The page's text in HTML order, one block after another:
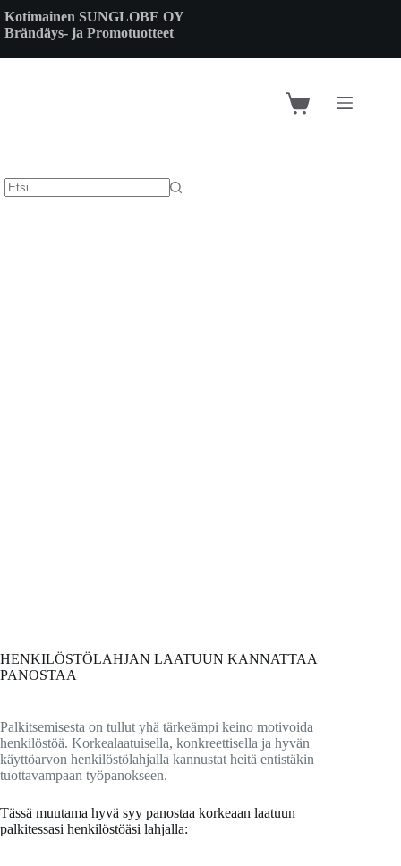
to
content
Kotimainen SUNGLOBE OY
Brändäys- ja Promotuotteet
Shopping
HENKILÖSTÖLAHJAN LAATUUN KANNATTAA
PANOSTAA
Palkitsemisesta on tullut yhä tärkeämpi keino motivoida
henkilöstöä. Korkealaatuisella, konkreettisella ja hyvän
käyttöarvon henkilöstölahjalla kannustat heitä entistäkin
tuottavampaan työpanokseen.
Tässä muutama hyvä syy panostaa korkeaan laatuun
palkitessasi henkilöstöäsi lahjalla: